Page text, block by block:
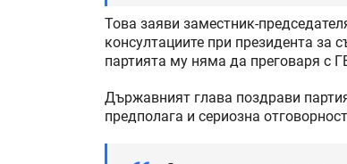
Това заяви заместник-
консултациите при президента за
партията му няма да преговаря с
Държавният глава поздрави
предполага и сериозна